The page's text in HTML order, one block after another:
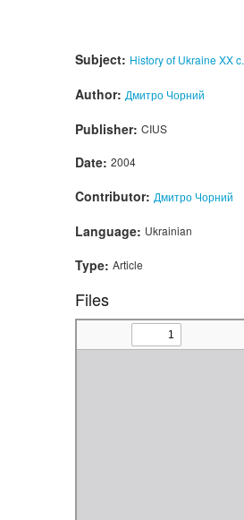
Subject: History of UkraineXX c.
Author: Дмитро Чорний
Publisher: CIUS
Date: 2004
Contributor: Дмитро Чорний
Language: Ukrainian
Type: Article
Files